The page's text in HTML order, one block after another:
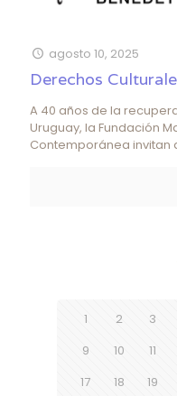
agosto 10, 2025
Derechos
A 40 años de la
Uruguay, la Fundación
Contemporánea invitan
1 2 3
9
10 11
17
18 19